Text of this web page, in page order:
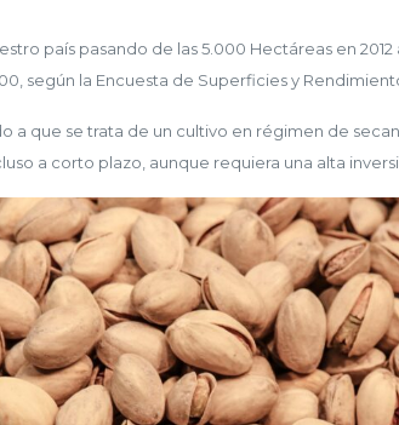
país pasando de las 5.000 Hectáreas en 2012
según la Encuesta de Superficies y
a que se trata de un cultivo en régimen de
a corto plazo, aunque requiera una alta